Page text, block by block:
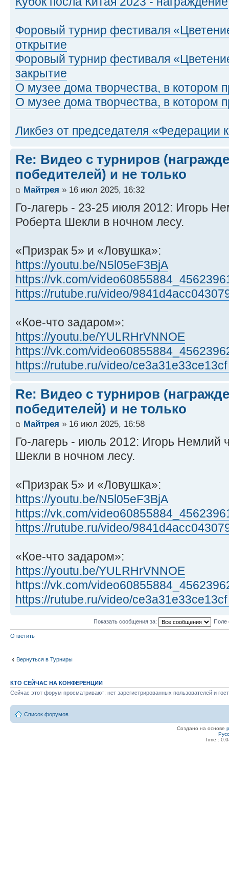
Форовый турнир фестиваля
открытие
Форовый турнир фестиваля
закрытие
О музее дома творчества, в котором
О музее дома творчества, в котором
Ликбез от председателя «Федерации
Re: Видео с турниров
победителей) и не только
Майтрея » 16 июл 2025, 16:32
Го-лагерь - 23-25 июля 2012: Игорь
Роберта Шекли в ночном лесу.
«Призрак 5» и «Ловушка»:
https://youtu.be/N5l05eF3BjA
https://vk.com/
https://rutube.ru/video/
«Кое-что задаром»:
https://youtu.be/YULRHrVNNOE
https://vk.com/
https://rutube.ru/video/
Re: Видео с турниров
победителей) и не только
Майтрея » 16 июл 2025, 16:58
Го-лагерь - июль 2012: Игорь Немлий
Шекли в ночном лесу.
«Призрак 5» и «Ловушка»:
https://youtu.be/N5l05eF3BjA
https://vk.com/
https://rutube.ru/video/
«Кое-что задаром»:
https://youtu.be/YULRHrVNNOE
https://vk.com/
https://rutube.ru/video/
Показать сообщения за: Поле
Ответить
Вернуться в Турниры
КТО СЕЙЧАС НА КОНФЕРЕНЦИИ
Сейчас этот форум просматривают: нет зарегистрированных пользователей и
Список форумов
Создано на основе
Time :